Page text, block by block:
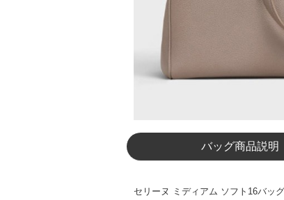
バッグ商品説明
セリーヌ ミディアム ソフト16バッ